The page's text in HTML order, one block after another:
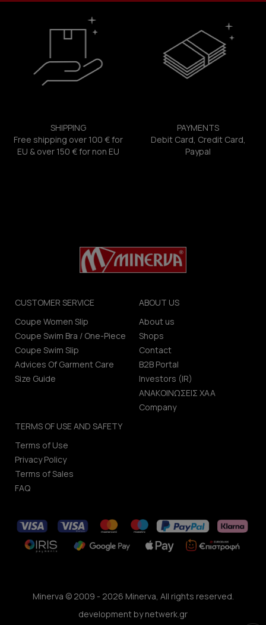
SHIPPING
Free shipping over 100 € for
EU & over 150 € for non EU
PAYMENTS
Debit Card, Credit Card,
Paypal
CUSTOMER SERVICE
Coupe Women Slip
Coupe Swim Bra / One-Piece
Coupe Swim Slip
Advices Of Garment Care
Size Guide
ABOUT US
About us
Shops
Contact
B2B Portal
Investors (IR)
ΑΝΑΚΟΙΝΩΣΕΙΣ ΧΑΑ
Company
TERMS OF USE AND SAFETY
Terms of Use
Privacy Policy
Terms of Sales
FAQ
Minerva © 2009 - 2026 Minerva, All rights reserved.
development bynetwerk.gr